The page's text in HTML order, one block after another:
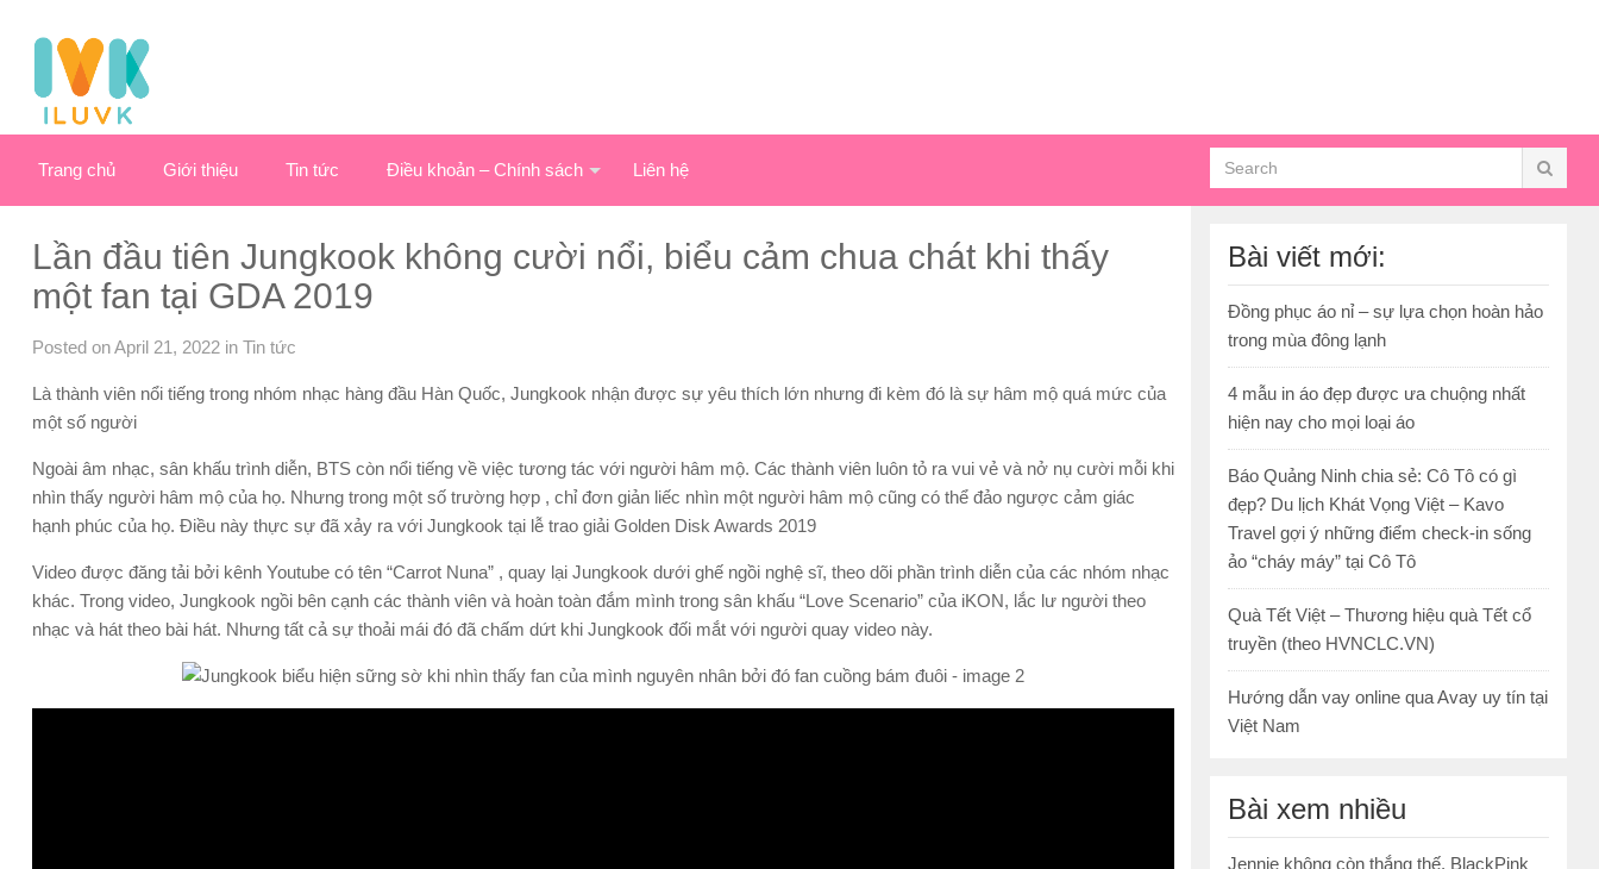
Trang chủ Giới thiệu Tin tức Điều khoản – Chính sách Liên hệ
Lần đầu tiên Jungkook không cười nổi, biểu cảm chua chát khi thấy
một fan tại GDA 2019
Posted on April 21, 2022 in Tin tức
Là thành viên nổi tiếng trong nhóm nhạc hàng đầu Hàn Quốc, Jungkook nhận được sự yêu thích lớn nhưng đi kèm đó là sự hâm mộ quá mức của
một số người
Ngoài âm nhạc, sân khấu trình diễn, BTS còn nổi tiếng về việc tương tác với người hâm mộ. Các thành viên luôn tỏ ra vui vẻ và nở nụ cười mỗi khi
nhìn thấy người hâm mộ của họ. Nhưng trong một số trường hợp , chỉ đơn giản liếc nhìn một người hâm mộ cũng có thể đảo ngược cảm giác
hạnh phúc của họ. Điều này thực sự đã xảy ra với Jungkook tại lễ trao giải Golden Disk Awards 2019
Video được đăng tải bởi kênh Youtube có tên “Carrot Nuna” , quay lại Jungkook dưới ghế ngồi nghệ sĩ, theo dõi phần trình diễn của các nhóm nhạc
khác. Trong video, Jungkook ngồi bên cạnh các thành viên và hoàn toàn đắm mình trong sân khấu “Love Scenario” của iKON, lắc lư người theo
nhạc và hát theo bài hát. Nhưng tất cả sự thoải mái đó đã chấm dứt khi Jungkook đối mắt với người quay video này.
Bài viết mới:
Đồng phục áo nỉ – sự lựa chọn hoàn hảo
trong mùa đông lạnh
4 mẫu in áo đẹp được ưa chuộng nhất
hiện nay cho mọi loại áo
Báo Quảng Ninh chia sẻ: Cô Tô có gì
đẹp? Du lịch Khát Vọng Việt – Kavo
Travel gợi ý những điểm check-in sống
ảo “cháy máy” tại Cô Tô
Quà Tết Việt – Thương hiệu quà Tết cổ
truyền (theo HVNCLC.VN)
Hướng dẫn vay online qua Avay uy tín tại
Việt Nam
Bài xem nhiều
Jennie không còn thắng thế, BlackPink